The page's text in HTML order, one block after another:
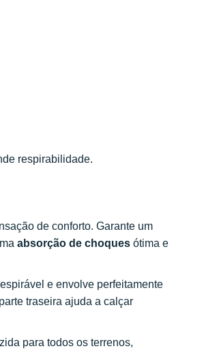
respirabilidade.
de conforto. Garante um
absorção de choques ótima e
e envolve perfeitamente
traseira ajuda a calçar
para todos os terrenos,